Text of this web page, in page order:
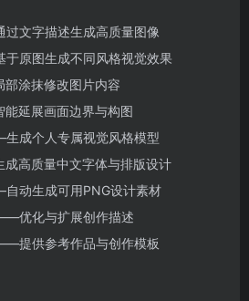
文字描述生成高质量图像
原图生成不同风格视觉效果
涂抹修改图片内容
延展画面边界与构图
成个人专属视觉风格模型
高质量中文字体与排版设计
动生成可用PNG设计素材
优化与扩展创作描述
提供参考作品与创作模板